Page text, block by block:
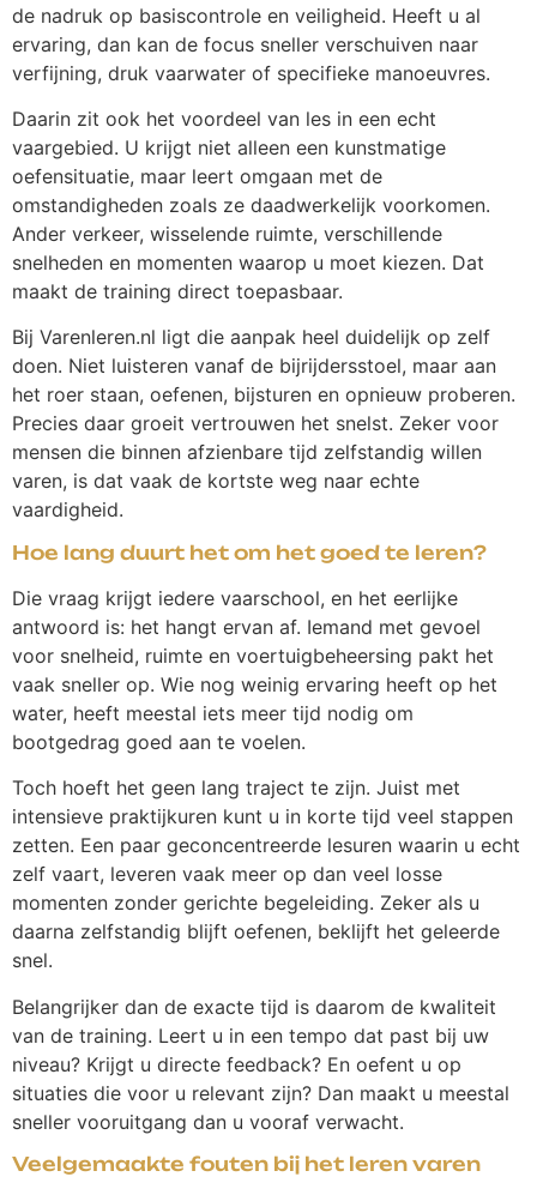
de nadruk op basiscontrole en veiligheid. Heeft u al
ervaring, dan kan de focus sneller verschuiven naar
verfijning, druk vaarwater of specifieke manoeuvres.
Daarin zit ook het voordeel van les in een echt
vaargebied. U krijgt niet alleen een kunstmatige
oefensituatie, maar leert omgaan met de
omstandigheden zoals ze daadwerkelijk voorkomen.
Ander verkeer, wisselende ruimte, verschillende
snelheden en momenten waarop u moet kiezen. Dat
maakt de training direct toepasbaar.
Bij Varenleren.nl ligt die aanpak heel duidelijk op zelf
doen. Niet luisteren vanaf de bijrijdersstoel, maar aan
het roer staan, oefenen, bijsturen en opnieuw proberen.
Precies daar groeit vertrouwen het snelst. Zeker voor
mensen die binnen afzienbare tijd zelfstandig willen
varen, is dat vaak de kortste weg naar echte
vaardigheid.
Hoe lang duurt het om het goed te leren?
Die vraag krijgt iedere vaarschool, en het eerlijke
antwoord is: het hangt ervan af. Iemand met gevoel
voor snelheid, ruimte en voertuigbeheersing pakt het
vaak sneller op. Wie nog weinig ervaring heeft op het
water, heeft meestal iets meer tijd nodig om
bootgedrag goed aan te voelen.
Toch hoeft het geen lang traject te zijn. Juist met
intensieve praktijkuren kunt u in korte tijd veel stappen
zetten. Een paar geconcentreerde lesuren waarin u echt
zelf vaart, leveren vaak meer op dan veel losse
momenten zonder gerichte begeleiding. Zeker als u
daarna zelfstandig blijft oefenen, beklijft het geleerde
snel.
Belangrijker dan de exacte tijd is daarom de kwaliteit
van de training. Leert u in een tempo dat past bij uw
niveau? Krijgt u directe feedback? En oefent u op
situaties die voor u relevant zijn? Dan maakt u meestal
sneller vooruitgang dan u vooraf verwacht.
Veelgemaakte fouten bij het leren varen